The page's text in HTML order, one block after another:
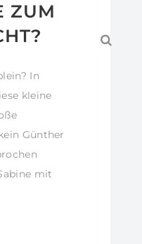
ZUM
In
kleine
Günther
mit